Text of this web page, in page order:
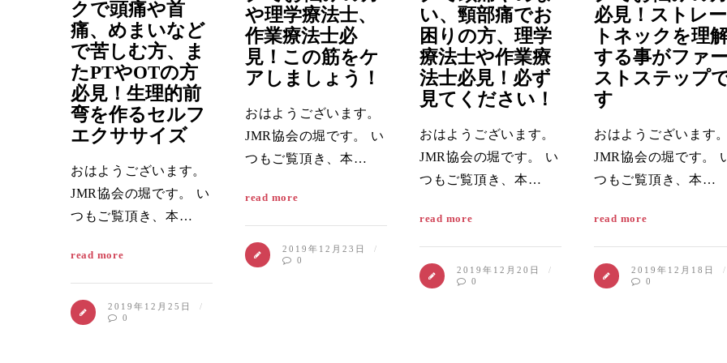
クで頭痛や首
痛、めまいなど
で苦しむ方、ま
たPTやOTの方
必見！生理的前
弯を作るセルフ
エクササイズ
おはようございます。
JMR協会の堀です。 い
つもご覧頂き、本…
read more
2019年12月25日
0
や理学療法士、
作業療法士必
見！この筋をケ
アしましょう！
おはようございます。
JMR協会の堀です。 い
つもご覧頂き、本…
read more
2019年12月23日
0
い、頸部痛でお
困りの方、理学
療法士や作業療
法士必見！必ず
見てください！
おはようございます。
JMR協会の堀です。 い
つもご覧頂き、本…
read more
2019年12月20日
0
必見！ストレー
トネックを理
する事がファー
ストステップ
す
おはようございます。
JMR協会の堀です。
つもご覧頂き、本…
read more
2019年12月18日
0